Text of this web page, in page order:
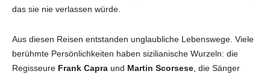
das sie nie verlassen würde.
Aus diesen Reisen entstanden unglaubliche Lebenswege. Viele
berühmte Persönlichkeiten haben sizilianische Wurzeln: die
Regisseure Frank Capra und Martin Scorsese , die Sänger